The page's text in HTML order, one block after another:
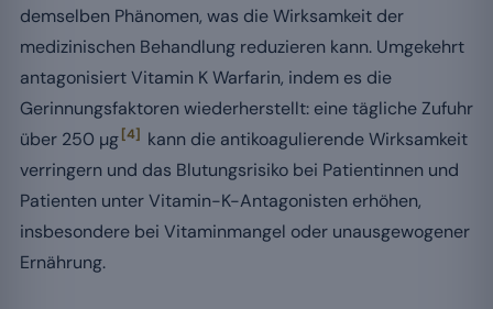
demselben Phänomen, was die Wirksamkeit der
medizinischen Behandlung reduzieren kann. Umgekehrt
antagonisiert Vitamin K Warfarin, indem es die
Gerinnungsfaktoren wiederherstellt: eine tägliche Zufuhr
über 250 µg[4]
kann die antikoagulierende Wirksamkeit
verringern und das Blutungsrisiko bei Patientinnen und
Patienten unter Vitamin-K-Antagonisten erhöhen,
insbesondere bei Vitaminmangel oder unausgewogener
Ernährung.